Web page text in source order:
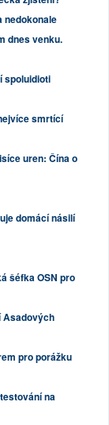
nedokonale
dnes venku.
spoluidioti
smrtící
uren: Čína o
domácí násilí
šéfka OSN pro
Asadových
pro porážku
na